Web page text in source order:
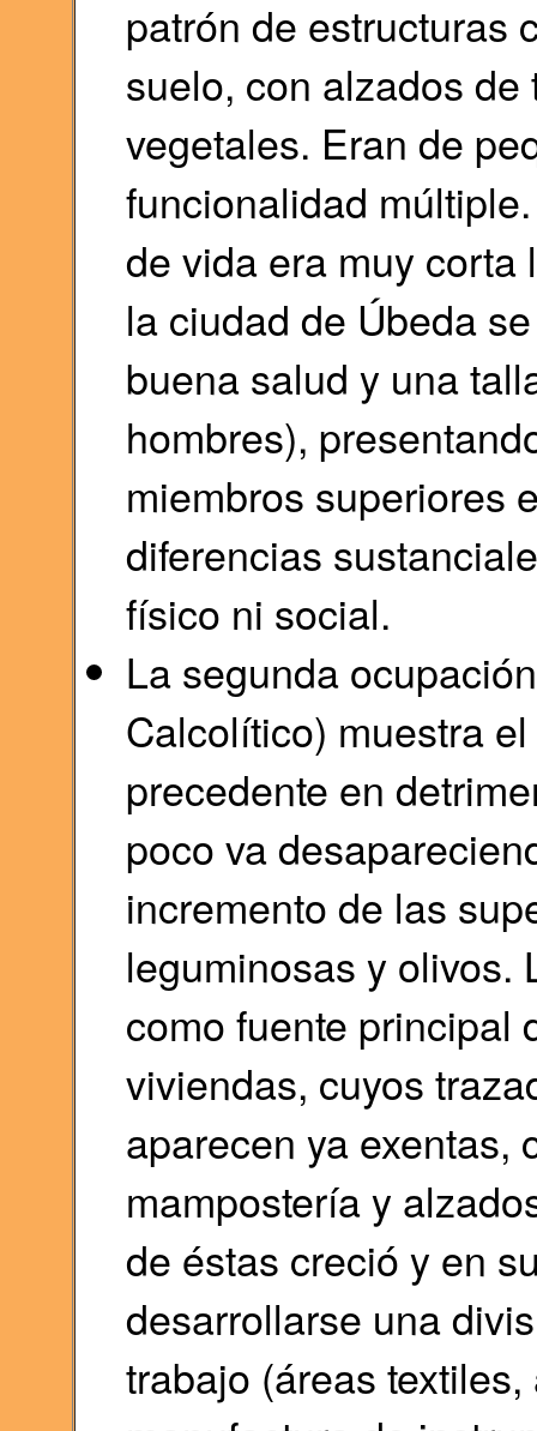
patrón de estructuras
suelo, con alzados
vegetales. Eran de
funcionalidad
de vida era muy
la ciudad de Úbeda
buena salud y una
hombres),
miembros superiores
diferencias
físico ni social.
La segunda
Calcolítico) muestra
precedente en
poco va
incremento de las
leguminosas y olivos.
como fuente principal
viviendas, cuyos
aparecen ya exentas,
mampostería y
de éstas creció y en
desarrollarse una
trabajo (áreas